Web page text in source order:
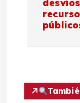
c